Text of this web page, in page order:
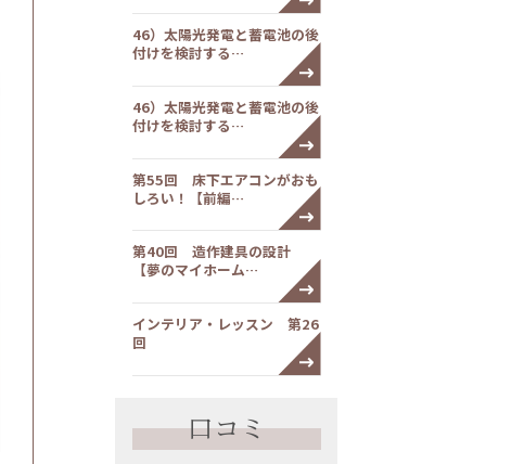
46）太陽光発電と蓄電池の後
付けを検討する…
46）太陽光発電と蓄電池の後
付けを検討する…
第55回 床下エアコンがおも
しろい！【前編…
第40回 造作建具の設計
【夢のマイホーム…
インテリア・レッスン 第26
回
口コミ